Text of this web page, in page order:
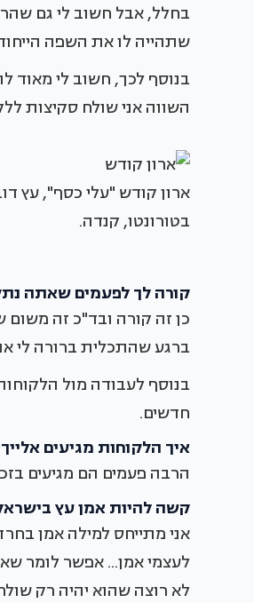
בחלל, אבל חשוב לי גם
שתהייה לו את השפה
בנוסף לכך, חשוב לי מאוד
השווה אני שולח סקיצות
ארון קודש "עלי כסף", עץ
בטורונטו, קנדה.
קורה לך לפעמים שאתה
כן זה קורה ובד"כ זה
ברגע שהתכלית ברורה לי
בנוסף לעבודה מול
חדשים.
איך הלקוחות מגיעים
הרבה פעמים הם מגיעים
קשה להיות אמן עץ
אני מתייחס למילה אמן
לעצמי אמן... אפשר לומר
לא רוצה שהוא יהיה רק